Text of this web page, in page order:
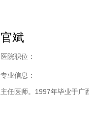
官斌
医院职位：
专业信息：
主任医师。 1997年毕业于广